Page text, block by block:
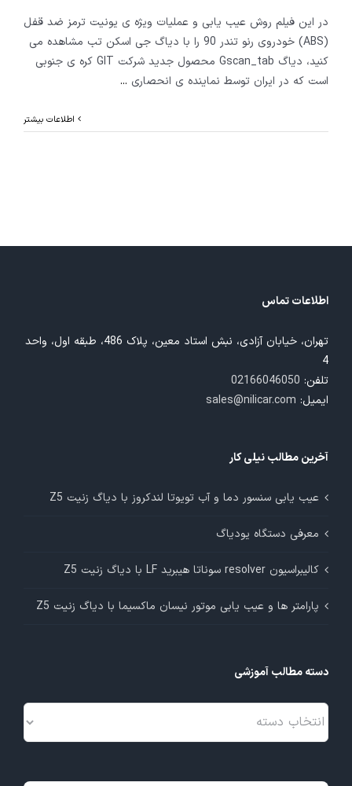
در این فیلم روش عیب یابی و عملیات ویژه ی یونیت ترمز ضد قفل
(ABS) خودروی رنو تندر 90 را با دیاگ جی اسکن تب مشاهده می
کنید، دیاگ Gscan_tab محصول جدید شرکت GIT کره ی جنوبی
است که در ایران توسط نماینده ی انحصاری ...
اطلاعات بیشتر
اطلاعات تماس
تهران، خیابان آزادی، نبش استاد معین، پلاک 486، طبقه اول، واحد
4
تلفن: 02166046050
ایمیل: sales@nilicar.com
آخرین مطالب نیلی کار
عیب یابی سنسور دما و آب تویوتا لندکروز با دیاگ زنیت Z5
معرفی دستگاه یودیاگ
کالیبراسیون resolver سوناتا هیبرید LF با دیاگ زنیت Z5
پارامتر ها و عیب یابی موتور نیسان ماکسیما با دیاگ زنیت Z5
دسته مطالب آموزشی
دسته